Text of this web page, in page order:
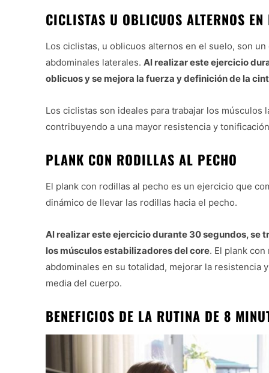
CICLISTAS U OBLICUOS ALTERNOS EN
Los ciclistas, u oblicuos alternos en el suelo, son
abdominales laterales. Al realizar este ejercicio
oblicuos y se mejora la fuerza y definición de la
Los ciclistas son ideales para trabajar los
contribuyendo a una mayor resistencia y
PLANK CON RODILLAS AL PECHO
El plank con rodillas al pecho es un ejercicio que
dinámico de llevar las rodillas hacia el pecho.
Al realizar este ejercicio durante 30 segundos, se
los músculos estabilizadores del core. El plank
abdominales en su totalidad, mejorar la resistencia
media del cuerpo.
BENEFICIOS DE LA RUTINA DE 8